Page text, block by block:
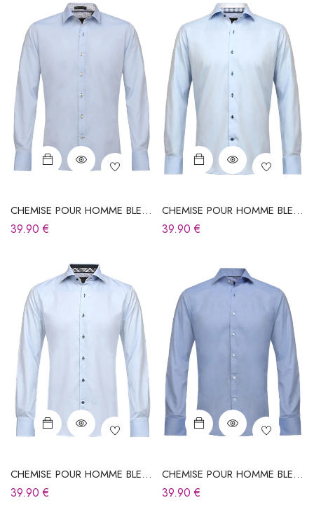
CHEMISE POUR HOMME BLEU
CIEL
39.90€
CHEMISE POUR HOMME BLEU
CIEL
39.90€
CHEMISE POUR HOMME BLEU
CIEL
39.90€
CHEMISE POUR HOMME BLEU
CIEL
39.90€